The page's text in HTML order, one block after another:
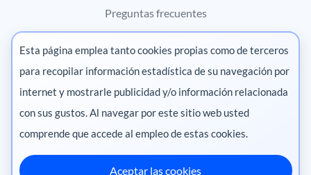
Preguntas frecuentes
Contáctanos
Marketing digital
Pharma
Esta página emplea tanto cookies propias como de terceros
para recopilar información estadística de su navegación por
internet y mostrarle publicidad y/o información relacionada
con sus gustos. Al navegar por este sitio web usted
comprende que accede al empleo de estas cookies.
Aceptar las cookies